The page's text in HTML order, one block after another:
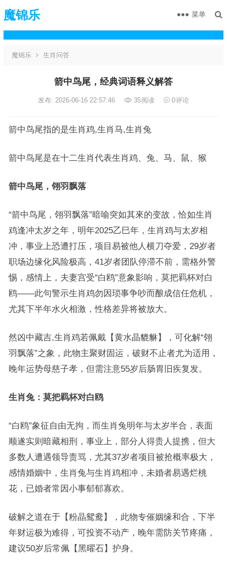
魔锦乐 菜单
魔锦乐 生肖问答
箭中鸟尾，经典词语释义解答
发布: 2026-06-16 22:57:46 35阅读 0评论
箭中鸟尾指的是生肖鸡,生肖马,生肖兔
箭中鸟尾是在十二生肖代表生肖鸡、兔、马、鼠、猴
箭中鸟尾，翎羽飘落
“箭中鸟尾，翎羽飘落”暗喻突如其來的变故，恰如生肖
鸡逢冲太岁之年，明年2025乙巳年，生肖鸡与太岁相
冲，事业上恐遭打压，项目易被他人横刀夺爱，29岁者
职场边缘化风险极高，41岁者团队停滞不前，需格外警
惕，感情上，夫妻宫受“白鸥”意象影响，莫把羁杯对白
鸥——此句警示生肖鸡勿因琐事争吵而酿成信任危机，
尤其下半年水火相激，性格差异将被放大。
然凶中藏吉,生肖鸡若佩戴【黄水晶貔貅】，可化解“翎
羽飘落”之象，此物主聚财固运，破财不止者尤为适用，
晚年运势母慈子孝，但需注意55岁后肠胃旧疾复发。
生肖兔：莫把羁杯对白鸥
“白鸥”象征自由无拘，而生肖兔明年与太岁半合，表面
顺遂实则暗藏相刑，事业上，部分人得贵人提携，但大
多数人遭遇领导责骂，尤其37岁者项目被抢概率极大，
感情婚姻中，生肖兔与生肖鸡相冲，未婚者易遇烂桃
花，已婚者常因小事郁郁寡欢。
破解之道在于【粉晶鸳鸯】，此物专催姻缘和合，下半
年财运极为难得，可投资不动产，晚年需防关节疼痛，
建议50岁后常佩【黑曜石】护身。